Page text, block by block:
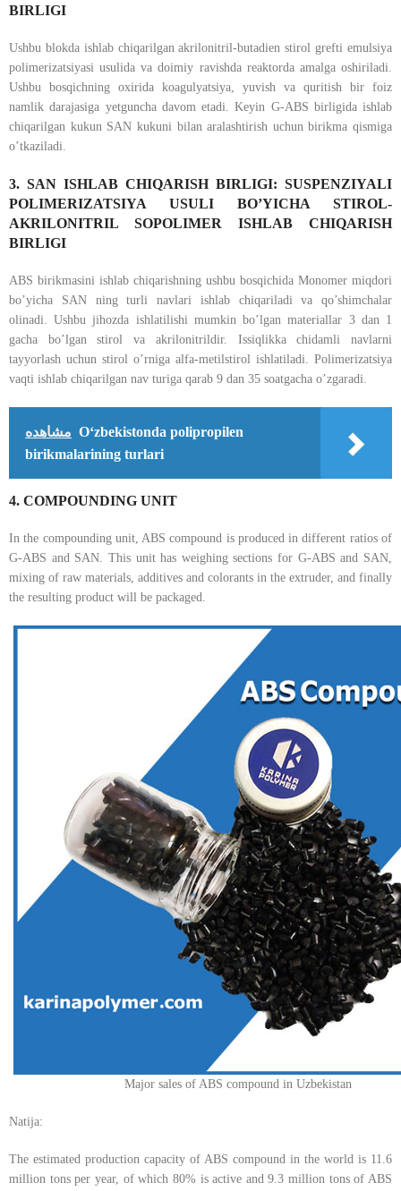
BIRLIGI
Ushbu blokda ishlab chiqarilgan akrilonitril-butadien stirol grefti emulsiya
polimerizatsiyasi usulida va doimiy ravishda reaktorda amalga oshiriladi.
Ushbu bosqichning oxirida koagulyatsiya, yuvish va quritish bir foiz
namlik darajasiga yetguncha davom etadi. Keyin G-ABS birligida ishlab
chiqarilgan kukun SAN kukuni bilan aralashtirish uchun birikma qismiga
o’tkaziladi.
3. SAN ISHLAB CHIQARISH BIRLIGI: SUSPENZIYALI
POLIMERIZATSIYA USULI BO’YICHA STIROL-
AKRILONITRIL SOPOLIMER ISHLAB CHIQARISH
BIRLIGI
ABS birikmasini ishlab chiqarishning ushbu bosqichida Monomer miqdori
bo’yicha SAN ning turli navlari ishlab chiqariladi va qo’shimchalar
olinadi. Ushbu jihozda ishlatilishi mumkin bo’lgan materiallar 3 dan 1
gacha bo’lgan stirol va akrilonitrildir. Issiqlikka chidamli navlarni
tayyorlash uchun stirol o’rniga alfa-metilstirol ishlatiladi. Polimerizatsiya
vaqti ishlab chiqarilgan nav turiga qarab 9 dan 35 soatgacha o’zgaradi.
مشاهده O‘zbekistonda polipropilen
birikmalarining turlari
4. COMPOUNDING UNIT
In the compounding unit, ABS compound is produced in different ratios of
G-ABS and SAN. This unit has weighing sections for G-ABS and SAN,
mixing of raw materials, additives and colorants in the extruder, and finally
the resulting product will be packaged.
Major sales of ABS compound in Uzbekistan
Natija:
The estimated production capacity of ABS compound in the world is 11.6
million tons per year, of which 80% is active and 9.3 million tons of ABS